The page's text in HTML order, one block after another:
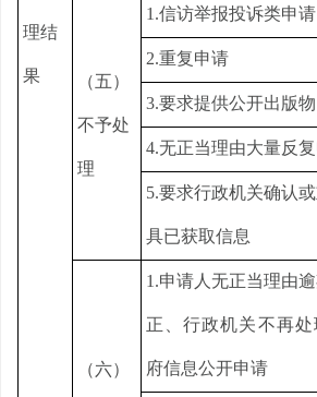
理结
果 （五）
不予处
理
1.信访举报投诉类申请
2.重复申请
3.要求提供公开出版物
4.无正当理由大量反
5.要求行政机关确认
具已获取信息
（六）
1.申请人无正当理由
正、行政机关不再处
府信息公开申请